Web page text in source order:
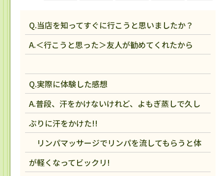
Q.当店を知ってすぐに行こうと思いましたか？
A.＜行こうと思った＞友人が勧めてくれたから
Q.実際に体験した感想
A.普段、汗をかけないけれど、よもぎ蒸しで久し
ぶりに汗をかけた!!
リンパマッサージでリンパを流してもらうと体
が軽くなってビックリ!